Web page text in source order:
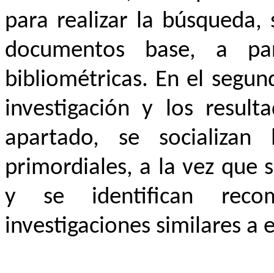
para realizar la
documentos base, a
bibliométricas. En el
investigación y los
apartado, se socializan
primordiales, a la vez que
y se identifican
investigaciones similares a